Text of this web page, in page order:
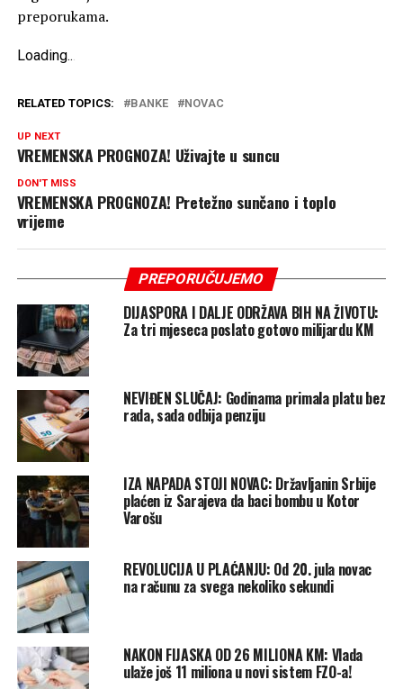
preporukama.
Loading...
RELATED TOPICS: BANKE NOVAC
UP NEXT
VREMENSKA PROGNOZA! Uživajte u suncu
DON'T MISS
VREMENSKA PROGNOZA! Pretežno sunčano i toplo
vrijeme
PREPORUČUJEMO
DIJASPORA I DALJE ODRŽAVA BIH NA ŽIVOTU:
Za tri mjeseca poslato gotovo milijardu KM
NEVIĐEN SLUČAJ: Godinama primala platu bez
rada, sada odbija penziju
IZA NAPADA STOJI NOVAC: Državljanin Srbije
plaćen iz Sarajeva da baci bombu u Kotor
Varošu
REVOLUCIJA U PLAĆANJU: Od 20. jula novac
na računu za svega nekoliko sekundi
NAKON FIJASKA OD 26 MILIONA KM: Vlada
ulaže još 11 miliona u novi sistem FZO-a!